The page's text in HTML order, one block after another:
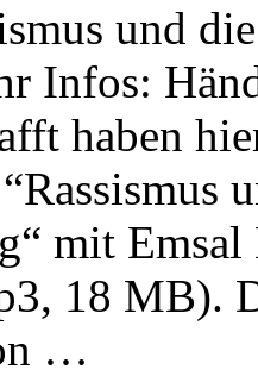
und
Infos:
haben
mit
18 MB).
…